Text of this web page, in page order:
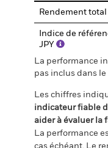
Rendement total
Indice de
JPY
La performance
pas inclus dans le
Les chiffres
indicateur fiable
aider à évaluer la
La performance
cas échéant. Le